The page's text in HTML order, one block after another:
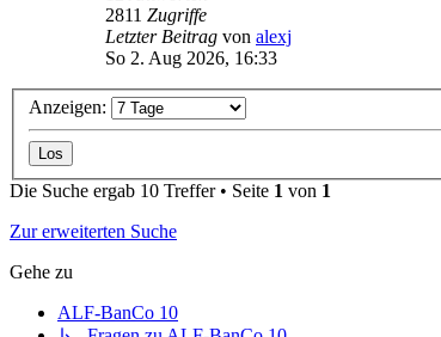
2811 Zugriffe
Letzter Beitrag von alexj
So 2. Aug 2026, 16:33
Anzeigen:
Die Suche ergab 10 Treffer • Seite 1 von 1
Zur erweiterten Suche
Gehe zu
ALF-BanCo 10